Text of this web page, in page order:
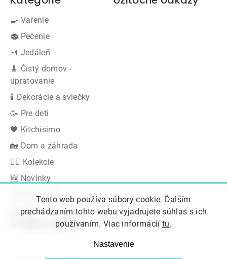
Tento web používa súbory cookie. Ďalším
prechádzaním tohto webu vyjadrujete súhlas s ich
používaním. Viac informácií tu.
Nastavenie
🍳 Varenie
🧁 Pečenie
🍴 Jedáleň
🧹 Čistý domov -
upratovanie
🕯 Dekorácie a sviečky
🥳 Pre deti
🖤 Kitchisimo
🏡 Dom a záhrada
👍🏻 Kolekcie
🆕 Novinky
Akčná ponuka
Značky
Podporujeme